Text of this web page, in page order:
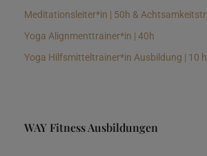
Meditationsleiter*in | 50h &
Yoga Alignmenttrainer*in | 40h
Yoga Hilfsmitteltrainer*in Ausbildung | 10 h
WAY Fitness Ausbildungen